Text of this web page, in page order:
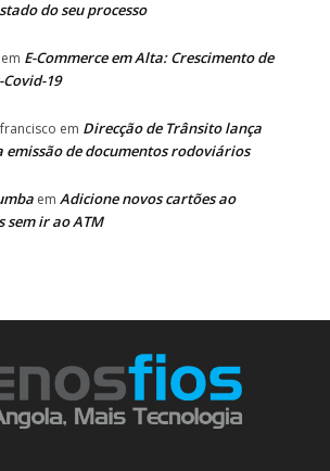
do seu processo
E-Commerce em Alta: Crescimento de
19
em Direcção de Trânsito lança
de documentos rodoviários
em Adicione novos cartões ao
sem ir ao ATM